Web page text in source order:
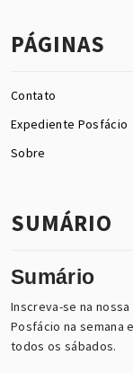
PÁGINAS
Contato
Expediente Posfácio
Sobre
SUMÁRIO
Sumário
Inscreva-se na
Posfácio na semana
todos os sábados.